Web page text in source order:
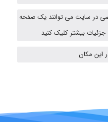
در سایت می توانند یک صفحه
بیشتر کلیک کنید
این مکان